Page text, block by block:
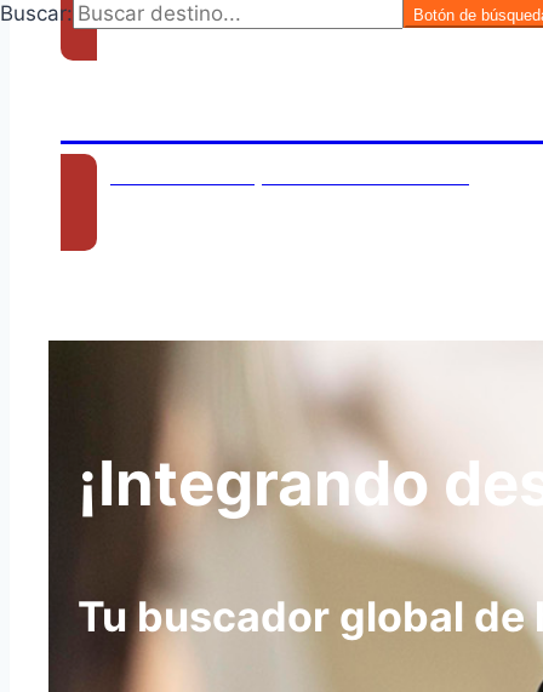
Buscar: Botón de
¡Integrando
Tu buscador global